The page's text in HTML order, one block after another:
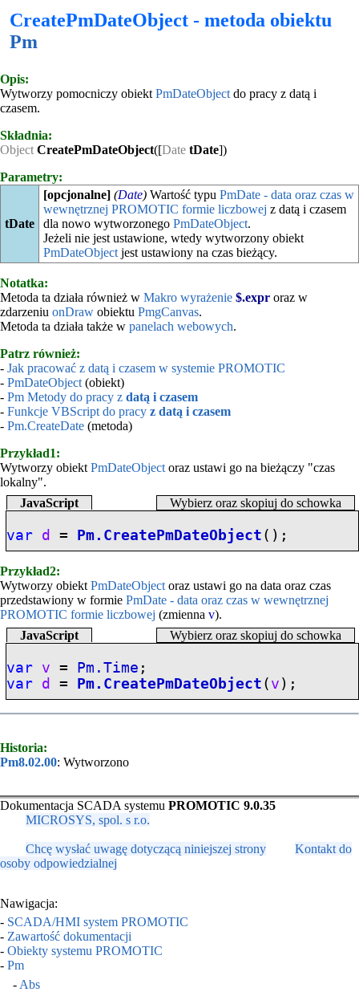
CreatePmDateObject - metoda obiektu
Pm
Opis:
Wytworzy pomocniczy obiekt PmDateObject do pracy z datą i
czasem.
Składnia:
Object CreatePmDateObject([Date tDate])
Parametry:
tDate
[opcjonalne] (Date)Wartość typu PmDate - data oraz czas w
wewnętrznej PROMOTIC formie liczbowej z datą i czasem
dla nowo wytworzonego PmDateObject.
Jeżeli nie jest ustawione, wtedy wytworzony obiekt
PmDateObjectjest ustawiony na czas bieżący.
Notatka:
Metoda ta działa również w Makro wyrażenie $.expr oraz w
zdarzeniu onDraw obiektu PmgCanvas.
Metoda ta działa także w panelach webowych.
Patrz również:
- Jak pracować z datą i czasem w systemie PROMOTIC
- PmDateObject (obiekt)
- Pm Metody do pracy z datą i czasem
- Funkcje VBScript do pracy z datą i czasem
- Pm.CreateDate (metoda)
Przykład1:
Wytworzy obiekt PmDateObject oraz ustawi go na bieżączy "czas
lokalny".
JavaScript
Wybierz oraz skopiuj do schowka
var d = Pm.CreatePmDateObject ();
Przykład2:
Wytworzy obiekt PmDateObject oraz ustawi go na data oraz czas
przedstawiony w formie PmDate - data oraz czas w wewnętrznej
PROMOTIC formie liczbowej (zmienna v).
JavaScript
Wybierz oraz skopiuj do schowka
var v = Pm.Time ;
var d = Pm.CreatePmDateObject ( v );
Historia:
Pm8.02.00: Wytworzono
Dokumentacja SCADA systemu PROMOTIC 9.0.35
MICROSYS, spol. s r.o.
Chcę wysłać uwagę dotyczącą niniejszej strony
Kontakt do
osoby odpowiedzialnej
Nawigacja:
- SCADA/HMI system PROMOTIC
- Zawartość dokumentacji
- Obiekty systemu PROMOTIC
- Pm
- Abs